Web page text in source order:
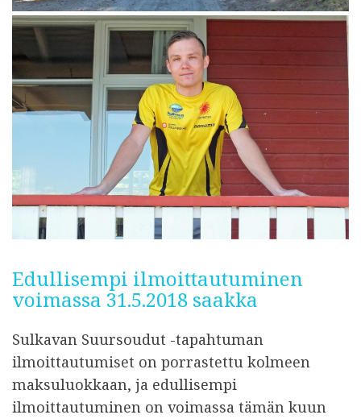
Edullisempi ilmoittautuminen
voimassa 31.5.2018 saakka
Sulkavan Suursoudut -tapahtuman
ilmoittautumiset on porrastettu kolmeen
maksuluokkaan, ja edullisempi
ilmoittautuminen on voimassa tämän kuun